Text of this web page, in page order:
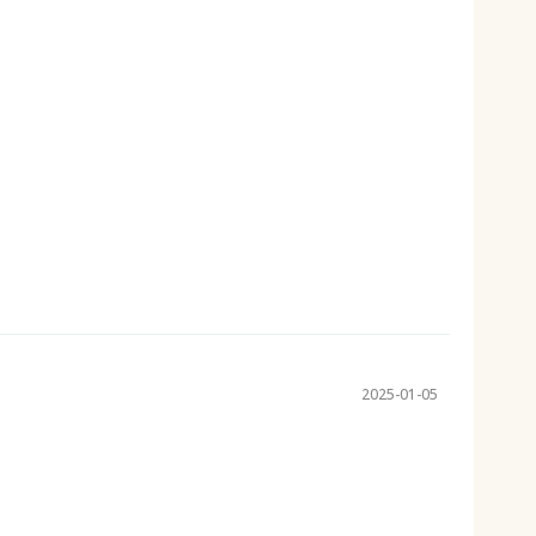
2025-01-05